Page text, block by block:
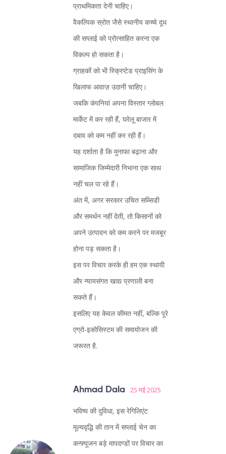
प्राथमिकता देनी चाहिए।
वैकल्पिक स्रोत जैसे स्थानीय कच्चे दूध
की सप्लाई को प्रोत्साहित करना एक
विकल्प हो सकता है।
ग्राहकों को भी स्क्रिप्टेड प्राइसिंग के
खिलाफ आवाज़ उठानी चाहिए।
जबकि कंपनियां अपना विस्तार ग्लोबल
मार्केट में कर रही हैं, घरेलू बाजार में
दबाव को कम नहीं कर रही हैं।
यह दर्शाता है कि मुनाफा बढ़ाना और
सामाजिक जिम्मेदारी निभाना एक साथ
नहीं चल पा रहे हैं।
अंत में, अगर सरकार उचित सब्सिडी
और समर्थन नहीं देती, तो किसानों को
अपने उत्पादन को कम करने पर मजबूर
होना पड़ सकता है।
इस पर विचार करके ही हम एक स्थायी
और न्यायसंगत खाद्य प्रणाली बना
सकते हैं।
इसलिए यह केवल कीमत नहीं, बल्कि पूरे
एग्रो-इकोसिस्टम की समायोजन की
जरूरत है.
Ahmad Dala 25 मई 2025
भविष्य की दुविधा, इस रेगिलिएंट
मूल्यवृद्धि की तान में सप्लाई चेन का
कन्फ़्यूजन बड़े मापदण्डों पर विचार का